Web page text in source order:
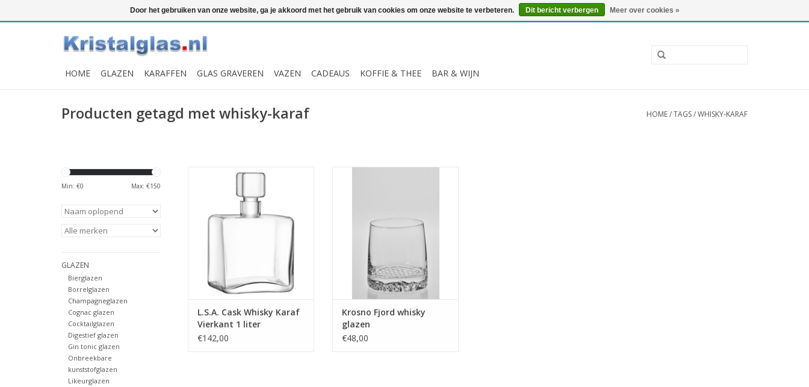
Snelle levering Graveren 0 Artikelen - €0,00 Mijn account / Registreren
HOME GLAZEN KARAFFEN GLAS GRAVEREN VAZEN CADEAUS KOFFIE & THEE BAR & WIJN
Producten getagd met whisky-karaf HOME/TAGS/WHISKY-KARAF
Min: €0 Max: €150
GLAZEN
Bierglazen
Borrelglazen
Champagneglazen
Cognac glazen
Cocktailglazen
Digestief glazen
Gin tonic glazen
Onbreekbare
kunststofglazen
Likeurglazen
Elegante L.S.A. Cask whisky karaf
Hoogwaardig kristalglas, stabiel,
brede schenkrand en
vaatwasmachinebestendig.
L.S.A. Cask Whisky Karaf
Vierkant 1 liter
€142,00
Krosno Fjord whisky
glazen
€48,00
Door het gebruiken van onze website, ga je akkoord met het gebruik van cookies om onze website te verbeteren. Dit bericht verbergen Meer over cookies »